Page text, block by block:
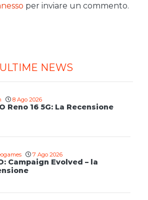
per inviare un commento.
ULTIME NEWS
8 Ago 2026
Reno 16 5G: La Recensione
7 Ago 2026
Campaign Evolved – la